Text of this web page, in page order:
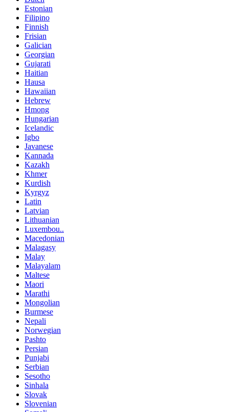
Estonian
Filipino
Finnish
Frisian
Galician
Georgian
Gujarati
Haitian
Hausa
Hawaiian
Hebrew
Hmong
Hungarian
Icelandic
Igbo
Javanese
Kannada
Kazakh
Khmer
Kurdish
Kyrgyz
Latin
Latvian
Lithuanian
Luxembou..
Macedonian
Malagasy
Malay
Malayalam
Maltese
Maori
Marathi
Mongolian
Burmese
Nepali
Norwegian
Pashto
Persian
Punjabi
Serbian
Sesotho
Sinhala
Slovak
Slovenian